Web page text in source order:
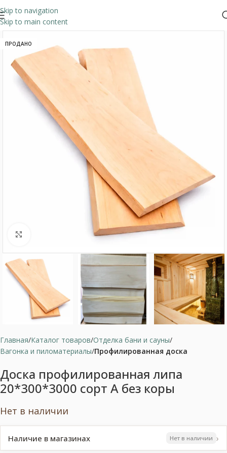
Skip to navigation
Skip to main content
ПРОДАНО
Нажмите, чтобы увеличить
Главная Каталог товаров Отделка бани и сауны
Вагонка и пиломатериалы Профилированная доска
Доска профилированная липа
20*300*3000 сорт А без коры
Нет в наличии
Наличие в магазинах Нет в наличии ›